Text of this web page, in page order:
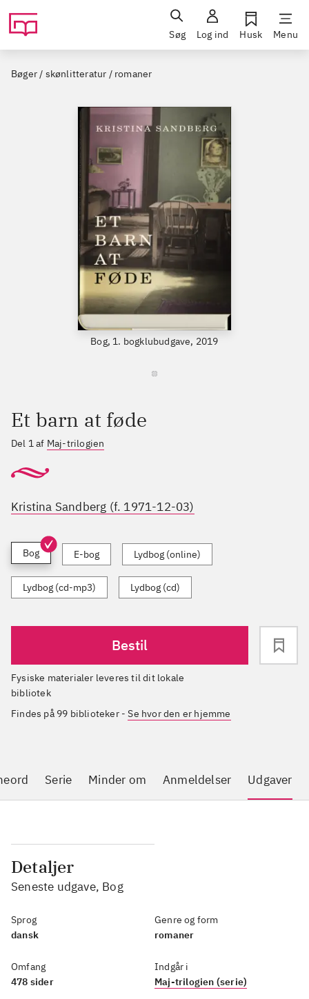
Søg Log ind Husk Menu
Bøger / skønlitteratur / romaner
Bog, 1. bogklubudgave, 2019
Et barn at føde
Del 1 af Maj-trilogien
Kristina Sandberg (f. 1971-12-03)
Bog E-bog Lydbog (online)
Lydbog (cd-mp3) Lydbog (cd)
Bestil
Fysiske materialer leveres til dit lokale
bibliotek
Findes på 99 biblioteker-Se hvor den er hjemme
Serie Minder om Anmeldelser Udgaver
Detaljer
Seneste udgave, Bog
Sprog
dansk
Omfang
478 sider
Genre og form
romaner
Indgår i
Maj-trilogien (serie)